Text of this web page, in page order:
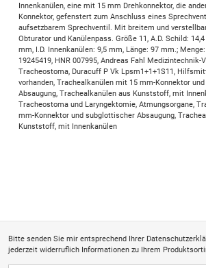
Innenkanülen, eine mit 15 mm Drehkonnektor, die
Konnektor, gefenstert zum Anschluss eines
aufsetzbarem Sprechventil. Mit breitem und
Obturator und Kanülenpass. Größe 11, A.D. Schild:
mm, I.D. Innenkanülen: 9,5 mm, Länge: 97 mm.;
19245419, HNR 007995, Andreas Fahl Medizintechnik-
Tracheostoma, Duracuff P Vk Lpsm1+1+1S11,
vorhanden, Trachealkanülen mit 15 mm-Konnektor
Absaugung, Trachealkanülen aus Kunststoff, mit
Tracheostoma und Laryngektomie, Atmungsorgane,
mm-Konnektor und subglottischer Absaugung,
Kunststoff, mit Innenkanülen
Bitte senden Sie mir entsprechend Ihrer
jederzeit widerruflich Informationen zu Ihrem